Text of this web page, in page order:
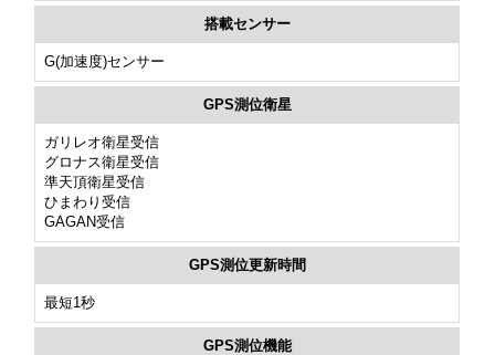
搭載センサー
G(加速度)センサー
GPS測位衛星
ガリレオ衛星受信
グロナス衛星受信
準天頂衛星受信
ひまわり受信
GAGAN受信
GPS測位更新時間
最短1秒
GPS測位機能